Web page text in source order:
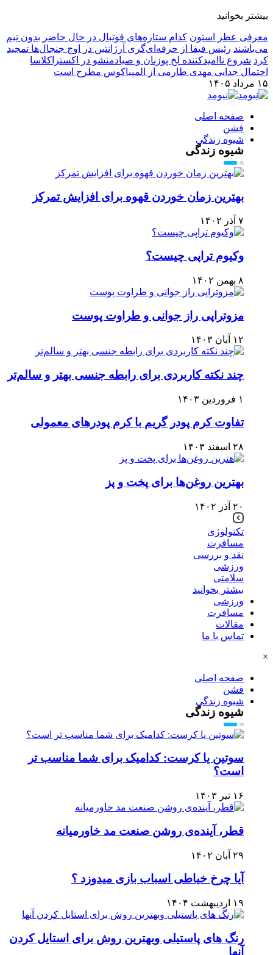
بیشتر بخوانید
معرفی عطر استون کدام ستاره‌های فوتبال در حال حاضر بدون تیم
می‌باشند رئیس فیفا از حرفه‌ای‌گری آرژانتین در اوج جنجال‌ها تمجید
کرد شروع ناامیدکننده لخ پوزنان و صیادمنشو در اکستراکلاسا
احتمال جدایی مهدی طارمی از المپیاکوس مطرح است
۱۵ مرداد ۱۴۰۵
صفحه اصلی
فشن
شیوه زندگی
شیوه زندگی
بهترین زمان خوردن قهوه برای افزایش تمرکز
۷ آذر ۱۴۰۲
وکیوم تراپی چیست؟
۸ بهمن ۱۴۰۲
مزوتراپی راز جوانی و طراوت پوست
۱۲ آبان ۱۴۰۳
چند نکته کاربردی برای رابطه جنسی بهتر و سالم‌تر
۱ فروردین ۱۴۰۳
تفاوت کرم پودر گریم با کرم پودرهای معمولی
۲۸ اسفند ۱۴۰۳
بهترین روغن‌ها برای پخت و پز
۲۰ آذر ۱۴۰۲
تکنولوژی
مسافرت
نقد و بررسی
ورزشی
سلامتی
بیشتر بخوانید
ورزشی
مسافرت
مقالات
تماس با ما
×
صفحه اصلی
فشن
شیوه زندگی
شیوه زندگی
سوتین یا کرست: کدامیک برای شما مناسب تر
است؟
۱۶ تیر ۱۴۰۳
قطر، آینده‌ی روشن صنعت مد خاورمیانه
۲۹ آبان ۱۴۰۲
آیا چرخ خیاطی اسباب بازی میدوزد ؟
۱۹ اردیبهشت ۱۴۰۴
رنگ های پاستیلی وبهترین روش برای استایل کردن
آنها